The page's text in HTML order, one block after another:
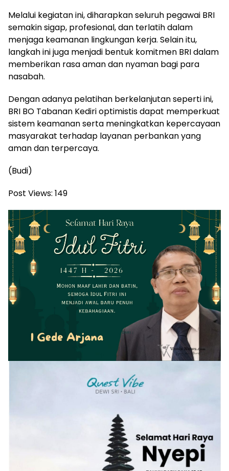
Melalui kegiatan ini, diharapkan seluruh pegawai BRI
semakin sigap, profesional, dan terlatih dalam
menjaga keamanan lingkungan kerja. Selain itu,
langkah ini juga menjadi bentuk komitmen BRI dalam
memberikan rasa aman dan nyaman bagi para
nasabah.
Dengan adanya pelatihan berkelanjutan seperti ini,
BRI BO Tabanan Kediri optimistis dapat memperkuat
sistem keamanan serta meningkatkan kepercayaan
masyarakat terhadap layanan perbankan yang
aman dan terpercaya.
(Budi)
Post Views: 149